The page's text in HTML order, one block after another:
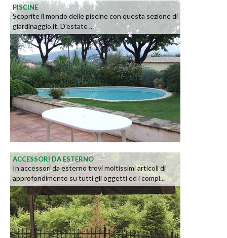
PISCINE
Scoprite il mondo delle piscine con questa sezione di
giardinaggio.it. D'estate ...
ACCESSORI DA ESTERNO
In accessori da esterno trovi moltissimi articoli di
approfondimento su tutti gli oggetti ed i compl...